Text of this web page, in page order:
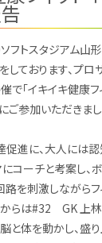
フトスタジアム山
しております、プロ
で「イキイキ健康フ
ご参加いただきまし
促進に、大人には
コーチと考案し、
を刺激しながらフ
からは#32 GK 上
と体を動かし、盛